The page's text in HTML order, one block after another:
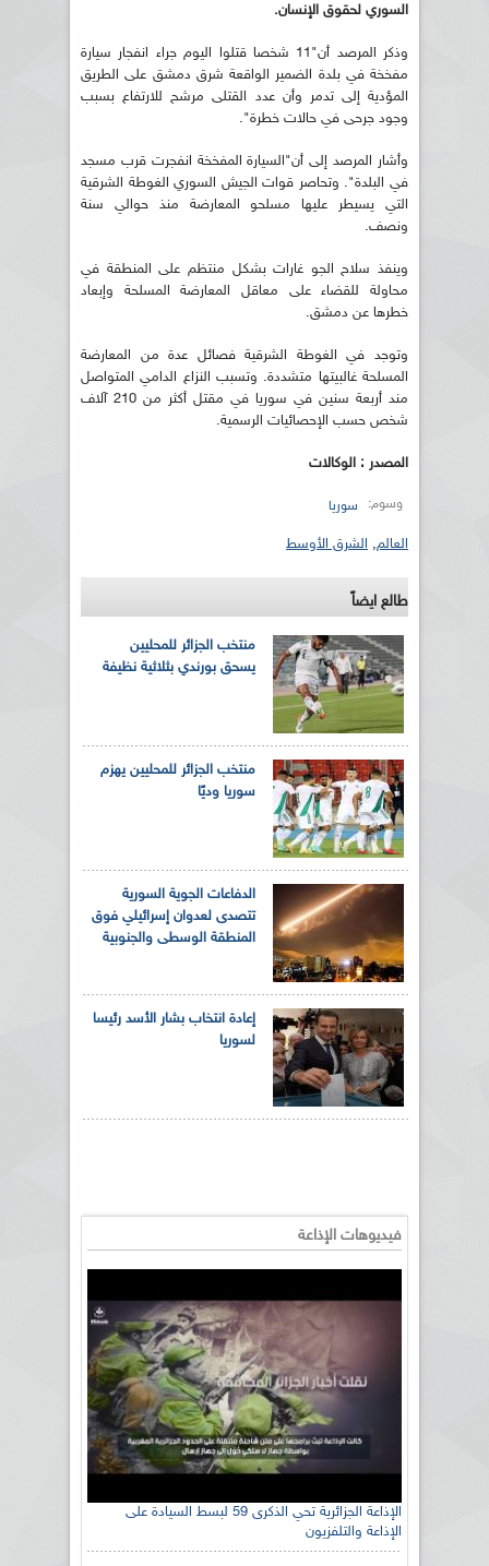
السوري لحقوق الإنسان.
وذكر المرصد أن"11 شخصا قتلوا اليوم جراء انفجار سيارة
مفخخة في بلدة الضمير الواقعة شرق دمشق على الطريق
المؤدية إلى تدمر وأن عدد القتلى مرشح للارتفاع بسبب
وجود جرحى في حالات خطرة".
وأشار المرصد إلى أن"السيارة المفخخة انفجرت قرب مسجد
في البلدة". وتحاصر قوات الجيش السوري الغوطة الشرقية
التي يسيطر عليها مسلحو المعارضة منذ حوالي سنة
ونصف.
وينفذ سلاح الجو غارات بشكل منتظم على المنطقة في
محاولة للقضاء على معاقل المعارضة المسلحة وإبعاد
خطرها عن دمشق.
وتوجد في الغوطة الشرقية فصائل عدة من المعارضة
المسلحة غالبيتها متشددة. وتسبب النزاع الدامي المتواصل
مند أربعة سنين في سوريا في مقتل أكثر من 210 آلاف
شخص حسب الإحصائيات الرسمية.
المصدر : الوكالات
وسوم: سوريا
العالم, الشرق الأوسط
طالع ايضاً
منتخب الجزائر للمحليين
يسحق بورندي بثلاثية نظيفة
منتخب الجزائر للمحليين يهزم
سوريا وديًا
الدفاعات الجوية السورية
تتصدى لعدوان إسرائيلي فوق
المنطقة الوسطى والجنوبية
إعادة انتخاب بشار الأسد رئيسا
لسوريا
فيديوهات الإذاعة
الإذاعة الجزائرية تحي الذكرى 59 لبسط السيادة على
الإذاعة والتلفزيون